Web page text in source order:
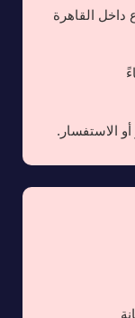
القاهرة
الاستفسار.